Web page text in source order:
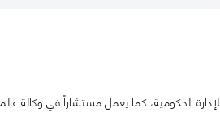
الحكومية، كما يعمل مستشاراً في وكالة